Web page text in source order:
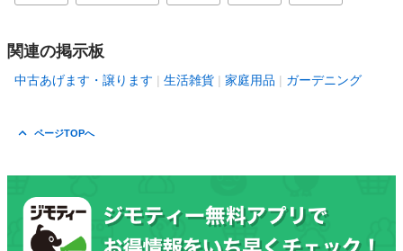
関連の掲示板
中古あげます・譲ります 生活雑貨 家庭用品 ガーデニング
ページTOPへ